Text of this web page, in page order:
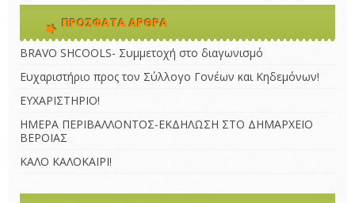
ΠΡΌΣΦΑΤΑ ΆΡΘΡΑ
BRAVO SHCOOLS- Συμμετοχή στο διαγωνισμό
Ευχαριστήριο προς τον Σύλλογο Γονέων και Κηδεμόνων!
ΕΥΧΑΡΙΣΤΗΡΙΟ!
ΗΜΕΡΑ ΠΕΡΙΒΑΛΛΟΝΤΟΣ-ΕΚΔΗΛΩΣΗ ΣΤΟ ΔΗΜΑΡΧΕΙΟ
ΒΕΡΟΙΑΣ
ΚΑΛΟ ΚΑΛΟΚΑΙΡΙ!